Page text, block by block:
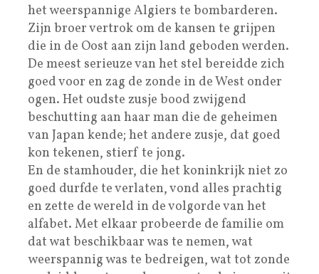
het weerspannige Algiers te bombarderen.
Zijn broer vertrok om de kansen te grijpen
die in de Oost aan zijn land geboden werden.
De meest serieuze van het stel bereidde zich
goed voor en zag de zonde in de West onder
ogen. Het oudste zusje bood zwijgend
beschutting aan haar man die de geheimen
van Japan kende; het andere zusje, dat goed
kon tekenen, stierf te jong.
En de stamhouder, die het koninkrijk niet zo
goed durfde te verlaten, vond alles prachtig
en zette de wereld in de volgorde van het
alfabet. Met elkaar probeerde de familie om
dat wat beschikbaar was te nemen, wat
weerspannig was te bedreigen, wat tot zonde